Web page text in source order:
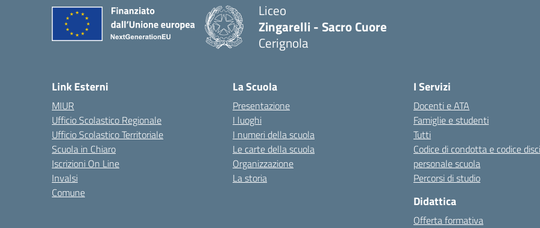
Liceo
Zingarelli - Sacro Cuore
Cerignola
Link Esterni
MIUR
Ufficio Scolastico Regionale
Ufficio Scolastico Territoriale
Scuola in Chiaro
Iscrizioni On Line
Invalsi
Comune
La Scuola
Presentazione
I luoghi
I numeri della scuola
Le carte della scuola
Organizzazione
La storia
I Servizi
Docenti e ATA
Famiglie e studenti
Tutti
Codice di condotta e codice
personale scuola
Percorsi di studio
Didattica
Offerta formativa